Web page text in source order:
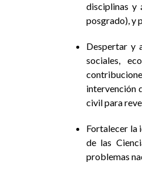
disciplinas y
posgrado), y
Despertar y
sociales,
intervención
civil para
Fortalecer la
de las
problemas